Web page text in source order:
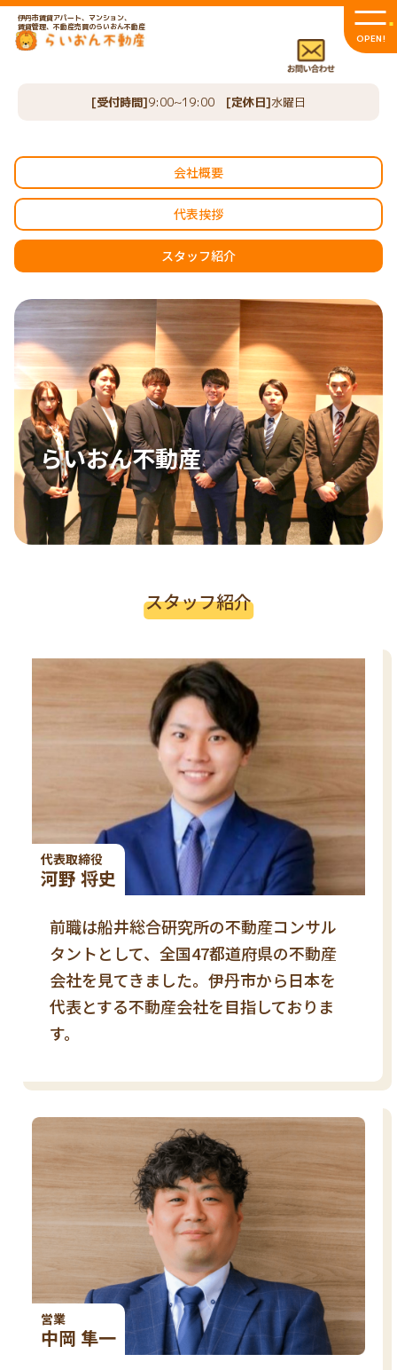
伊丹市賃貸アパート、マンション、
賃貸管理、不動産売買のらいおん不動産
[受付時間]9:00~19:00 [定休日]水曜日
OPEN!
会社概要
代表挨拶
スタッフ紹介
らいおん不動産
スタッフ紹介
代表取締役
河野 将史
前職は船井総合研究所の不動産コンサル
タントとして、全国47都道府県の不動産
会社を見てきました。伊丹市から日本を
代表とする不動産会社を目指しておりま
す。
営業
中岡 隼一